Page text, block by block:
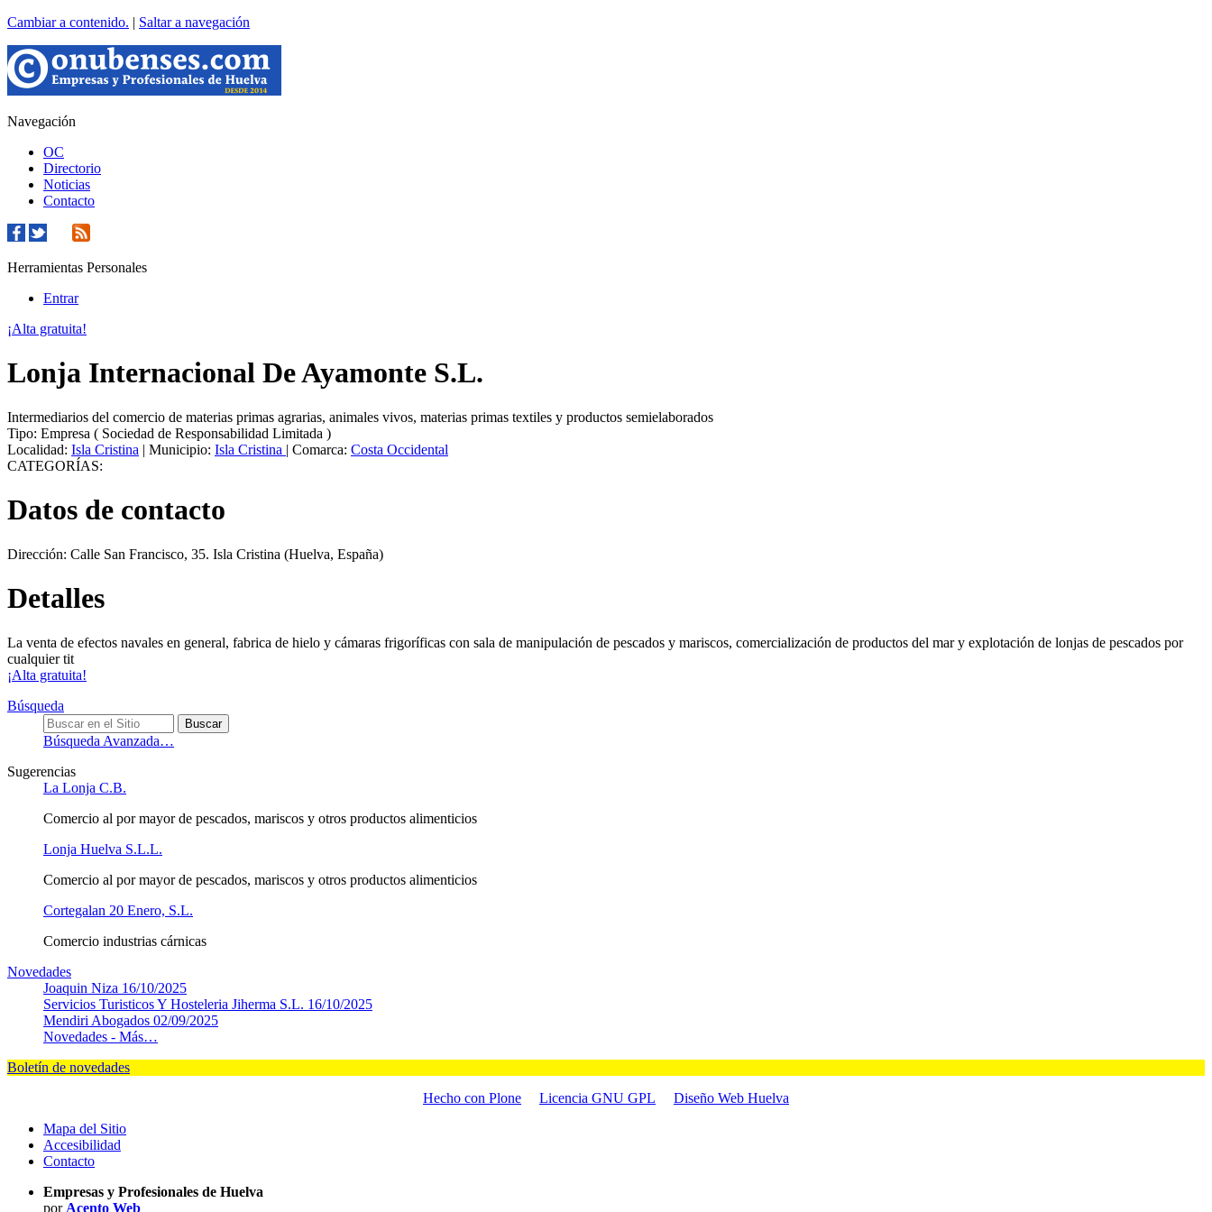
Cambiar a contenido. | Saltar a navegación
Navegación
OC
Directorio
Noticias
Contacto
Herramientas Personales
Entrar
¡Alta gratuita!
Lonja Internacional De Ayamonte S.L.
Intermediarios del comercio de materias primas agrarias, animales vivos, materias primas textiles y productos semielaborados
Tipo: Empresa ( Sociedad de Responsabilidad Limitada )
Localidad: Isla Cristina | Municipio: Isla Cristina | Comarca: Costa Occidental
CATEGORÍAS:
Datos de contacto
Dirección: Calle San Francisco, 35. Isla Cristina (Huelva, España)
Detalles
La venta de efectos navales en general, fabrica de hielo y cámaras frigoríficas con sala de manipulación de pescados y mariscos, comercialización de productos del mar y explotación de lonjas de pescados por
cualquier tit
¡Alta gratuita!
Búsqueda
Búsqueda Avanzada…
Sugerencias
La Lonja C.B.
Comercio al por mayor de pescados, mariscos y otros productos alimenticios
Lonja Huelva S.L.L.
Comercio al por mayor de pescados, mariscos y otros productos alimenticios
Cortegalan 20 Enero, S.L.
Comercio industrias cárnicas
Novedades
Joaquin Niza 16/10/2025
Servicios Turisticos Y Hosteleria Jiherma S.L. 16/10/2025
Mendiri Abogados 02/09/2025
Novedades - Más…
Boletín de novedades
Hecho con Plone
Licencia GNU GPL
Diseño Web Huelva
Mapa del Sitio
Accesibilidad
Contacto
Empresas y Profesionales de Huelva
por Acento Web